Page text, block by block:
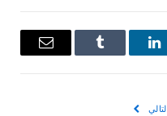
لينكدإن Tumblr
البريد